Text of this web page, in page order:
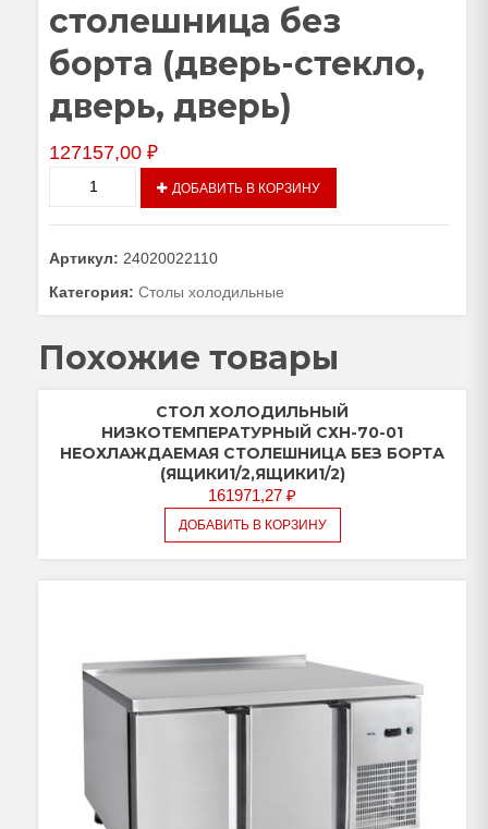
столешница без
борта (дверь-стекло,
дверь, дверь)
127157,00 ₽
Стол
среднетемпературный
СХС-60-
столешница
(дверь-
стекло,
ДОБАВИТЬ В КОРЗИНУ
Артикул: 24020022110
Категория: Столы холодильные
Похожие товары
СТОЛ ХОЛОДИЛЬНЫЙ
НИЗКОТЕМПЕРАТУРНЫЙ СХН-70-01
НЕОХЛАЖДАЕМАЯ СТОЛЕШНИЦА БЕЗ БОРТА
(ЯЩИКИ1/2,ЯЩИКИ1/2)
161971,27 ₽
ДОБАВИТЬ В КОРЗИНУ